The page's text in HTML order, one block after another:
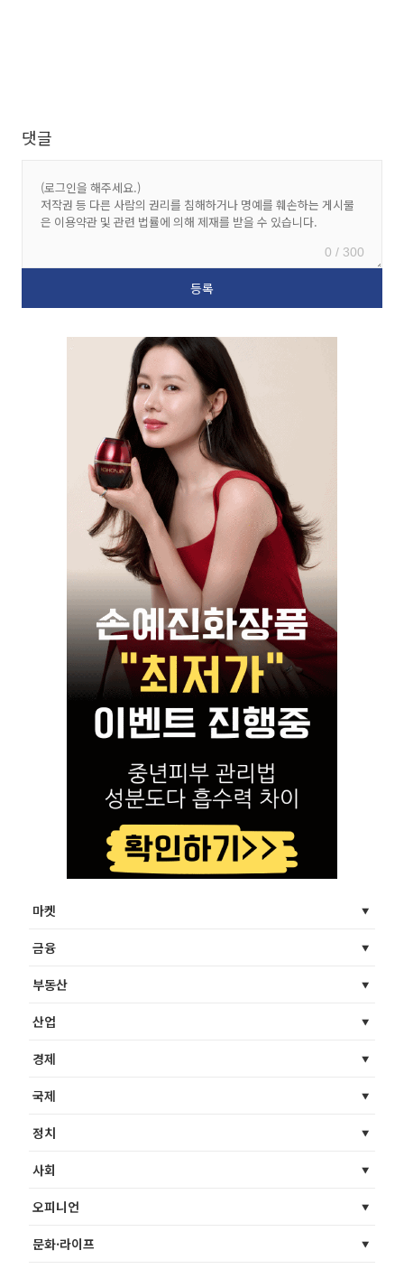
댓글
0 / 300
마켓
금융
부동산
산업
경제
국제
정치
사회
오피니언
문화·라이프